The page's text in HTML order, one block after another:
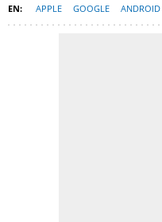
APPLE GOOGLE ANDROID